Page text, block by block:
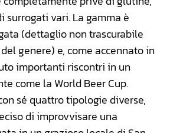
surrogati vari. La gamma è
(dettaglio non trascurabile
genere) e, come accennato in
importanti riscontri in un
come la World Beer Cup.
sé quattro tipologie diverse,
di improvvisare una